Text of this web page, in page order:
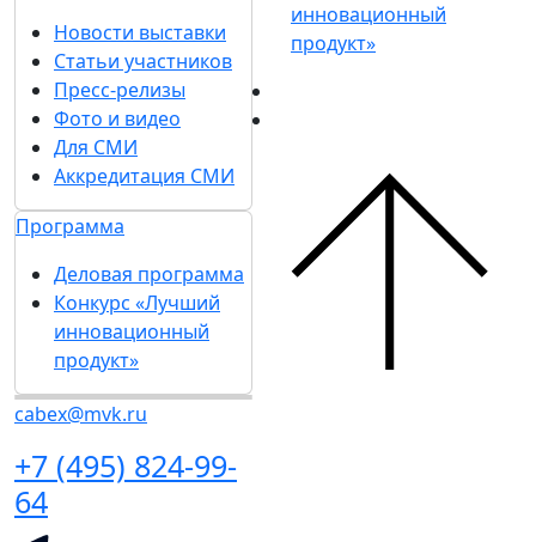
Новости выставки
Статьи участников
Пресс-релизы
Фото и видео
Для СМИ
Аккредитация СМИ
Программа
Деловая программа
Конкурс «Лучший
инновационный
продукт»
cabex@mvk.ru
+7 (495) 824-99-
64
инновационный
продукт»